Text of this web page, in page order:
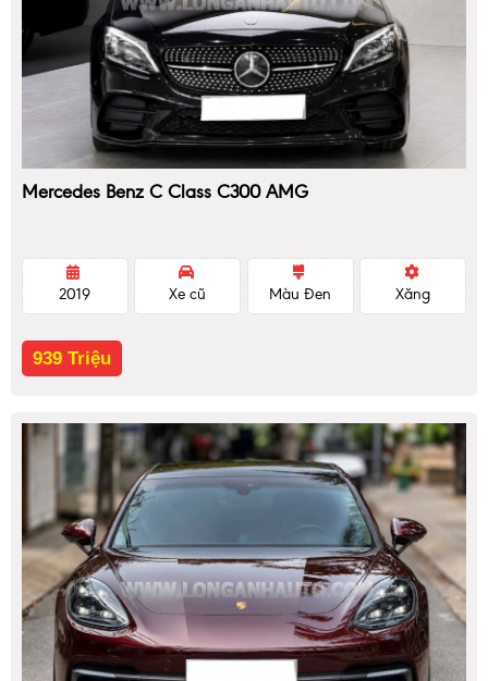
Mercedes Benz C Class C300 AMG
2019 Xe cũ Màu Đen Xăng
939 Triệu